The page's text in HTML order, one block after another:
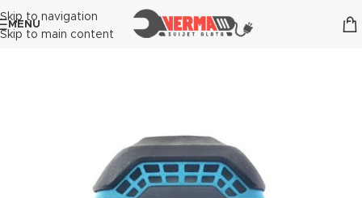
Skip to navigation
Skip to main content
MENU